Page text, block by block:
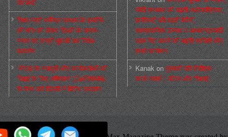
घेराबन्दी
शिक्षा मंत्री धर्मेन्द्र प्रधान के इस्तीफ़े
की माँग को लेकर दिल्ली के जन्तर-
मन्तर पर छात्रों-युवाओं का विरोध
प्रदर्शन
‘नोएडा के मज़दूरों और कार्यकर्ताओं की
रिहाई के लिए अभियान’ (CaRWAN)
के बैनर तले दिल्ली में विरोध प्रदर्शन
मोदी सरकार की बढ़ती अलोकप्रियता,
फ़ासिस्टों की बढ़ती बेचैनी,
साम्प्रदायिक उन्माद व अन्धराष्ट्रवादी
लहर पैदा करने की बढ़ती साज़िशें और
हमारे कार्यभार
Kanakonपुस्‍तकों की पीडीएफ :
कार्ल मार्क्‍स : जीवन और शिक्षाएं
by
WordPress